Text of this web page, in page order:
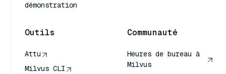
démonstration
Outils
Attu
Milvus CLI
Communauté
Heures de bureau à
Milvus